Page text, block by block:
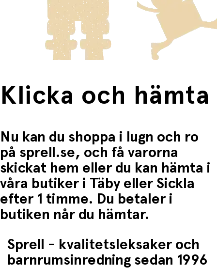
Produkter som omfattas av detta är tydligt märkta, och
frakten för dessa varor visas i kassan.
Fri frakt när du handlar för mer än 1500:-
Klicka och hämta
Nu kan du shoppa i lugn och ro
på sprell.se, och få varorna
skickat hem eller du kan hämta i
våra butiker i Täby eller Sickla
efter 1 timme. Du betaler i
butiken når du hämtar.
Sprell - kvalitetsleksaker och
barnrumsinredning sedan 1996